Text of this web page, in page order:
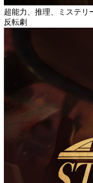
超能力、推理、ミステリ
反転劇